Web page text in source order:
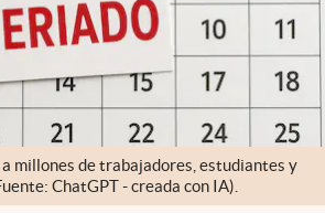
millones de trabajadores, estudiantes y
ChatGPT - creada con IA).